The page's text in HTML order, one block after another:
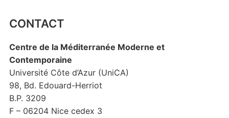
CONTACT
Centre de la Méditerranée Moderne et
Contemporaine
Université Côte d’Azur (UniCA)
98, Bd. Edouard-Herriot
B.P. 3209
F – 06204 Nice cedex 3